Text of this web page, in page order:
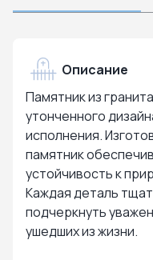
Описание
Памятник из
утонченного
исполнения.
памятник
устойчивость к
Каждая деталь
подчеркнуть
ушедших из жизни.